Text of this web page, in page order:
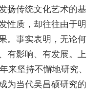
扬传统文化艺术的基
性质，却往往由于明
。事实表明，无论何
有影响、有发展。上
来坚持不懈地研究、
为当代吴昌硕研究的